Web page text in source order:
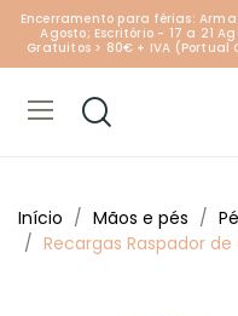
Encerramento para férias:
Agosto; Escritório - 17 a 21
Gratuitos > 80€ + IVA (Portual
Início Mãos e pés
Recargas Raspador de